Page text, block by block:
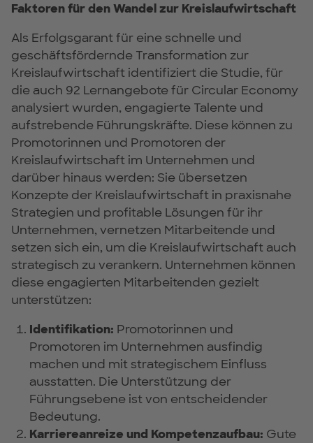
Faktoren für den Wandel zur Kreislaufwirtschaft
Als Erfolgsgarant für eine schnelle und
geschäftsfördernde Transformation zur
Kreislaufwirtschaft identifiziert die Studie, für
die auch 92 Lernangebote für Circular Economy
analysiert wurden, engagierte Talente und
aufstrebende Führungskräfte. Diese können zu
Promotorinnen und Promotoren der
Kreislaufwirtschaft im Unternehmen und
darüber hinaus werden: Sie übersetzen
Konzepte der Kreislaufwirtschaft in praxisnahe
Strategien und profitable Lösungen für ihr
Unternehmen, vernetzen Mitarbeitende und
setzen sich ein, um die Kreislaufwirtschaft auch
strategisch zu verankern. Unternehmen können
diese engagierten Mitarbeitenden gezielt
unterstützen:
Identifikation: Promotorinnen und
Promotoren im Unternehmen ausfindig
machen und mit strategischem Einfluss
ausstatten. Die Unterstützung der
Führungsebene ist von entscheidender
Bedeutung.
Karriereanreize und Kompetenzaufbau: Gute